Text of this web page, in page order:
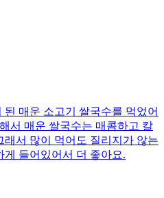
매운 소고기 쌀국수를 먹었어
서 매운 쌀국수는 매콤하고 칼
서 많이 먹어도 질리지가 않는
들어있어서 더 좋아요.